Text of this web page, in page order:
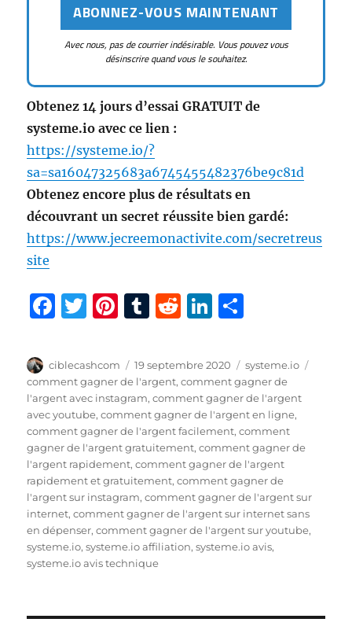
Avec nous, pas de courrier indésirable. Vous pouvez vous
désinscrire quand vous le souhaitez.
Obtenez 14 jours d’essai GRATUIT de
systeme.io avec ce lien :
https://systeme.io/?
sa=sa16047325683a6745455482376be9c81d
Obtenez encore plus de résultats en
découvrant un secret réussite bien gardé:
https://www.jecreemonactivite.com/secretreus
site
F
c
e
b
o
o
k
T
it
te
r
Pi
te
re
st
T
m
bl
r
R
d
di
t
Li
k
e
d
I
n
rt
a
g
er
Auteur
ciblecashcom
Publié
le
19 septembre 2020 Catégories
systeme.io
comment gagner de l'argent,comment gagner de
l'argent avec instagram,comment gagner de l'argent
avec youtube,comment gagner de l'argent en ligne,
comment gagner de l'argent facilement,comment
gagner de l'argent gratuitement,comment gagner de
l'argent rapidement,comment gagner de l'argent
rapidement et gratuitement,comment gagner de
l'argent sur instagram,comment gagner de l'argent sur
internet,comment gagner de l'argent sur internet sans
en dépenser,comment gagner de l'argent sur youtube,
systeme.io,systeme.io affiliation,systeme.io avis,
systeme.io avis technique